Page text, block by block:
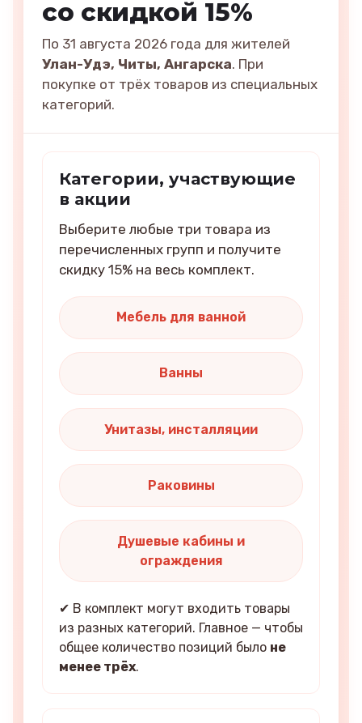
со скидкой 15%
По 31 августа 2026 года для жителей
Улан-Удэ, Читы, Ангарска. При
покупке от трёх товаров из специальных
категорий.
Категории, участвующие
в акции
Выберите любые три товара из
перечисленных групп и получите
скидку 15% на весь комплект.
Мебель для ванной
Ванны
Унитазы, инсталляции
Раковины
Душевые кабины и
ограждения
✔ В комплект могут входить товары
из разных категорий. Главное — чтобы
общее количество позиций было не
менее трёх.